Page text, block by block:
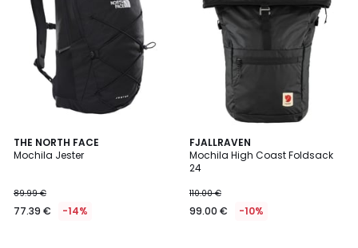
THE NORTH FACE
Mochila Jester
89.99 €
77.39 € -14%
4,7
/ 5
FJALLRAVEN
Mochila High Coast Foldsack
24
110.00 €
99.00 € -10%
3,7
/ 5
2
Colores